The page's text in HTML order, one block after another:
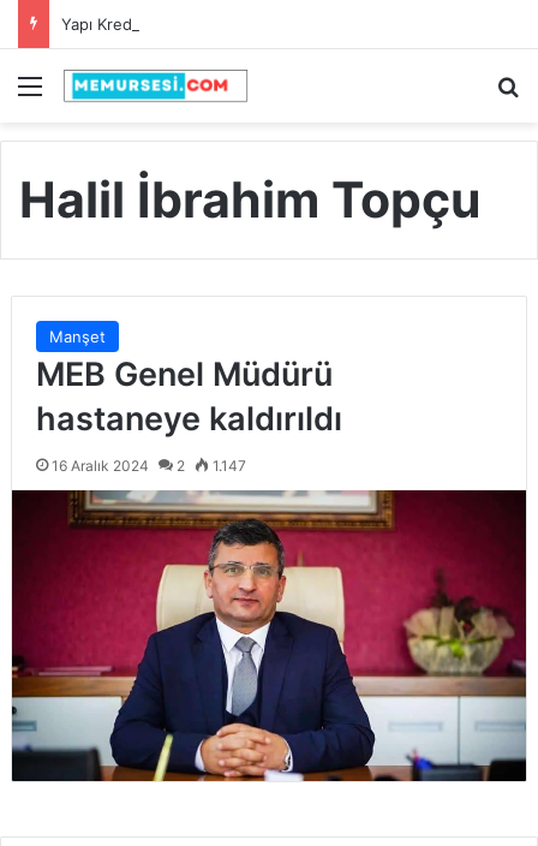
Yapı Kredi’den Öğretmenlere Rekor Maaş Promosyonu!
Menü
Halil İbrahim Topçu
Manşet
MEB Genel Müdürü
hastaneye kaldırıldı
16 Aralık 2024 2 1.147